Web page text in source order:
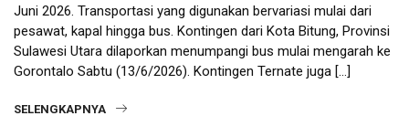
Juni 2026. Transportasi yang digunakan bervariasi mulai dari
pesawat, kapal hingga bus. Kontingen dari Kota Bitung, Provinsi
Sulawesi Utara dilaporkan menumpangi bus mulai mengarah ke
Gorontalo Sabtu (13/6/2026). Kontingen Ternate juga […]
SELENGKAPNYA